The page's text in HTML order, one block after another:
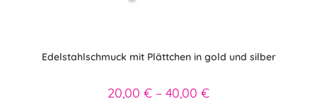
Edelstahlschmuck mit Plättchen in gold und silber
20,00 € – 40,00 €Preisspanne: